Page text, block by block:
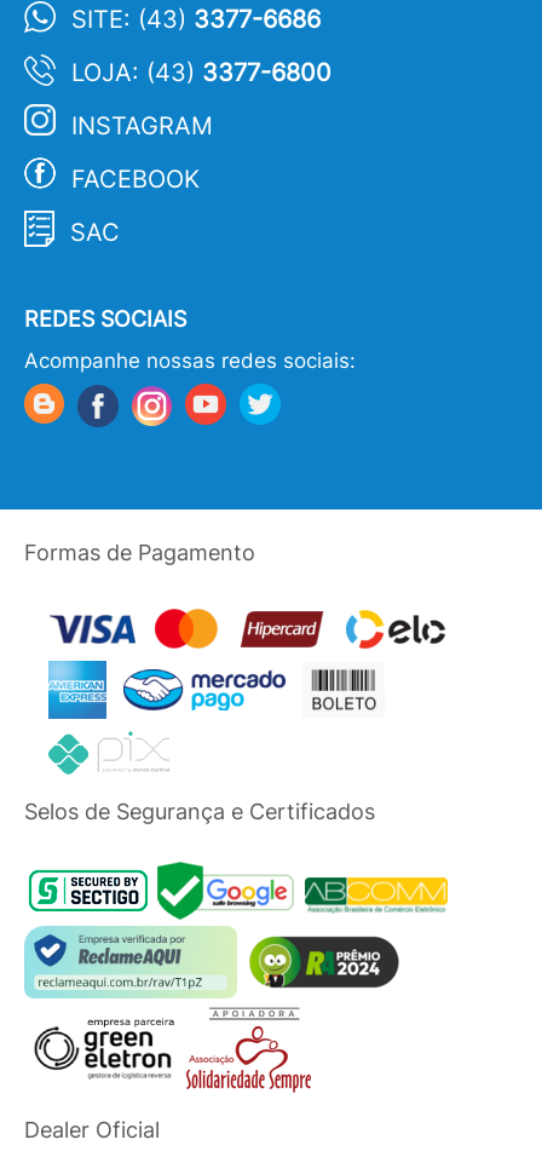
SITE: (43) 3377-6686
LOJA: (43) 3377-6800
INSTAGRAM
FACEBOOK
SAC
REDES SOCIAIS
Acompanhe nossas redes sociais:
Formas de Pagamento
Selos de Segurança e Certificados
Dealer Oficial